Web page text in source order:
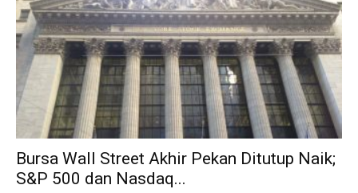
Bursa Wall Street Akhir Pekan Ditutup Naik;
S&P 500 dan Nasdaq...